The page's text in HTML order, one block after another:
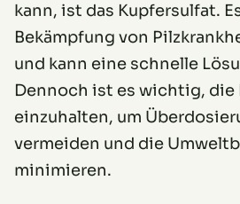
kann, ist das Kupfersulfat.
Bekämpfung von
und kann eine schnelle
Dennoch ist es wichtig, die
einzuhalten, um
vermeiden und die
minimieren.